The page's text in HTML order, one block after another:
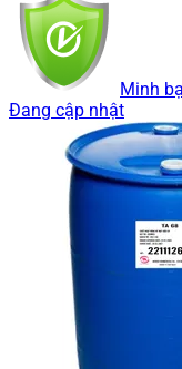
Minh
Đang cập nhật